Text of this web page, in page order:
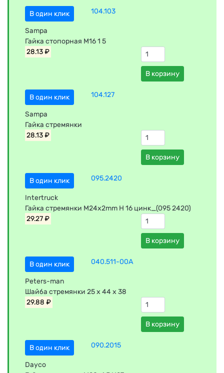
В один клик 104.103
Sampa
Гайка стопорная M16 1 5
28.13 ₽
В корзину
В один клик 104.127
Sampa
Гайка стремянки
28.13 ₽
В корзину
В один клик 095.2420
Intertruck
Гайка стремянки М24х2mm H 16 цинк_(095 2420)
29.27 ₽
В корзину
В один клик 040.511-00A
Peters-man
Шайба стремянки 25 x 44 x 38
29.88 ₽
В корзину
В один клик 090.2015
Dayco